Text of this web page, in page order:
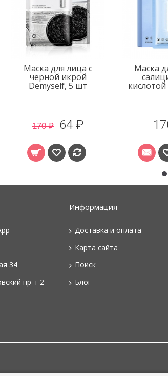
Маска для лица с
черной икрой
Demyself, 5 шт
170 ₽ 64 ₽
Маска
34
пр-т 2
Информация
Доставка и оплата
Карта сайта
Поиск
Блог